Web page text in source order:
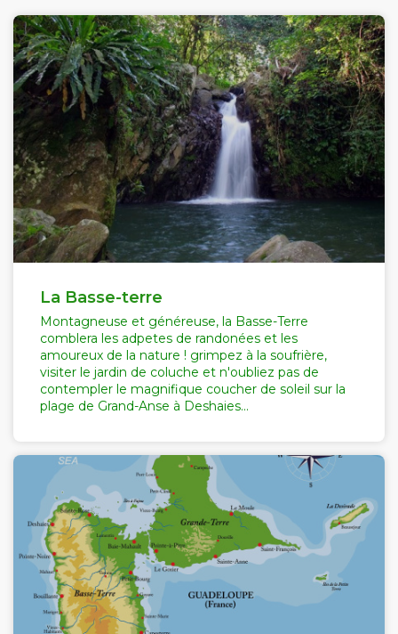
La Basse-terre
Montagneuse et généreuse, la Basse-Terre
comblera les adpetes de randonées et les
amoureux de la nature ! grimpez à la soufrière,
visiter le jardin de coluche et n'oubliez pas de
contempler le magnifique coucher de soleil sur la
plage de Grand-Anse à Deshaies...